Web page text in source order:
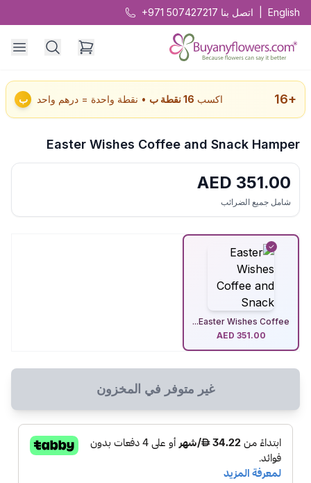
English اتصل بنا +971 507427217
+
16 اكسب 16نقطة ب • نقطة واحدة = درهم واحد ب
Easter Wishes Coffee and Snack Hamper
351.00
شامل جميع الضرائب
Easter Wishes Coffee...
AED 351.00
غير متوفر في المخزون